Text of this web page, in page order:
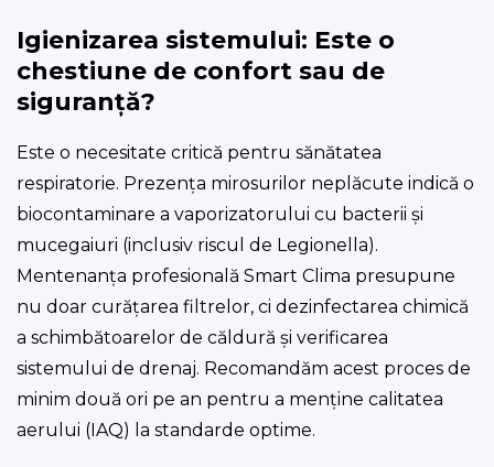
Igienizarea sistemului: Este o
chestiune de confort sau de
siguranță?
Este o necesitate critică pentru sănătatea
respiratorie. Prezența mirosurilor neplăcute indică o
biocontaminare a vaporizatorului cu bacterii și
mucegaiuri (inclusiv riscul de Legionella).
Mentenanța profesională Smart Clima presupune
nu doar curățarea filtrelor, ci dezinfectarea chimică
a schimbătoarelor de căldură și verificarea
sistemului de drenaj. Recomandăm acest proces de
minim două ori pe an pentru a menține calitatea
aerului (IAQ) la standarde optime.